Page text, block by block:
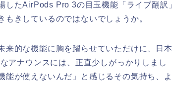
したAirPods Pro 3の目玉機能「ライブ翻訳」
きしているのではないでしょうか。
来的な機能に胸を躍らせていただけに、日本
アナウンスには、正直少しがっかりしまし
が使えないんだ」と感じるその気持ち、よ